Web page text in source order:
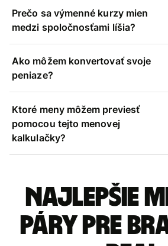
Prečo sa výmenné kurzy mien
medzi spoločnosťami líšia?
Ako môžem konvertovať svoje
peniaze?
Ktoré meny môžem previesť
pomocou tejto menovej
kalkulačky?
Najlepšie
páry pre